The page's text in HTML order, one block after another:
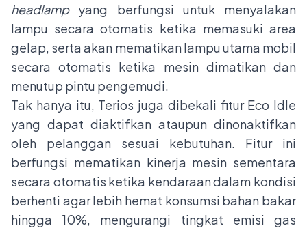
headlampyang berfungsi untuk menyalakan
lampu secara otomatis ketika memasuki area
gelap, serta akan mematikan lampu utama mobil
secara otomatis ketika mesin dimatikan dan
menutup pintu pengemudi.
Tak hanya itu, Terios juga dibekali fitur Eco Idle
yang dapat diaktifkan ataupun dinonaktifkan
oleh pelanggan sesuai kebutuhan. Fitur ini
berfungsi mematikan kinerja mesin sementara
secara otomatis ketika kendaraan dalam kondisi
berhenti agar lebih hemat konsumsi bahan bakar
hingga 10%, mengurangi tingkat emisi gas